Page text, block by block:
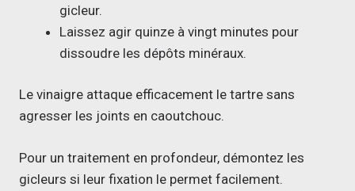
gicleur.
Laissez agir quinze à vingt minutes pour
dissoudre les dépôts minéraux.
Le vinaigre attaque efficacement le tartre sans
agresser les joints en caoutchouc.
Pour un traitement en profondeur, démontez les
gicleurs si leur fixation le permet facilement.